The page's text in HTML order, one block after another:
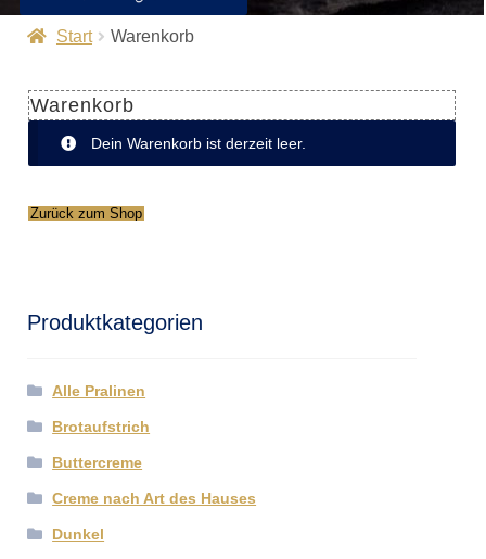
Start Warenkorb
Warenkorb
Dein Warenkorb ist derzeit leer.
Zurück zum Shop
Produktkategorien
Alle Pralinen
Brotaufstrich
Buttercreme
Creme nach Art des Hauses
Dunkel